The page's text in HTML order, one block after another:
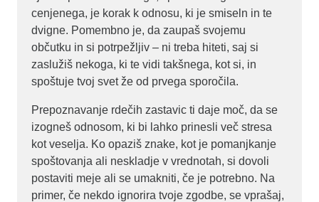
cenjenega, je korak k odnosu, ki je smiseln in te
dvigne. Pomembno je, da zaupaš svojemu
občutku in si potrpežljiv – ni treba hiteti, saj si
zaslužiš nekoga, ki te vidi takšnega, kot si, in
spoštuje tvoj svet že od prvega sporočila.
Prepoznavanje rdečih zastavic ti daje moč, da se
izogneš odnosom, ki bi lahko prinesli več stresa
kot veselja. Ko opaziš znake, kot je pomanjkanje
spoštovanja ali neskladje v vrednotah, si dovoli
postaviti meje ali se umakniti, če je potrebno. Na
primer, če nekdo ignorira tvoje zgodbe, se vprašaj,